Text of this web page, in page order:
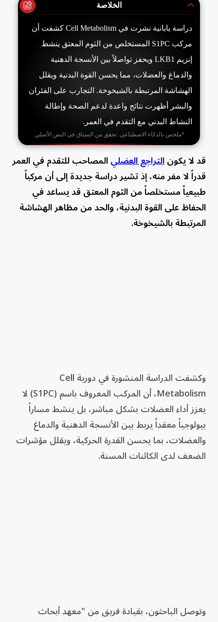
الخلاصة
دراسة يابانية نشرت في Cell Metabolism كشفت أن
مركب S1PC المستخلص من الثوم المعتق ينشط
إنزيم LKB1 ويحفز تواصلاً بين الأنسجة الدهنية
والدماغ والعضلات، مما يحسن القوة البدنية ويقلل
الهشاشة المرتبطة بالشيخوخة. التجارب على الفئران
والبشر أظهرت نتائج واعدة لدعم الصحة وإطالة
النشاط البدني مع التقدم في العمر.
*ملخص بالذكاء الاصطناعي. تحقق من السياق في النص الأصلي.
قد لا يكونالتراجع العضليالمصاحب للتقدم في العمر
قدراً لا مفر منه، إذ تشير دراسة جديدة إلى أن مركباً
طبيعياً مستخلصاً من الثوم المعتق قد يساعد في
الحفاظ على القوة البدنية، والحد من مظاهر الهشاشة
المرتبطة بالشيخوخة.
وكشفت الدراسة المنشورة في دورية Cell
Metabolism، أن المركب المعروف باسم (S1PC) لا
يعزز أداء العضلات بشكل مباشر، بل ينشط مساراً
بيولوجياً معقداً يربط بين الأنسجة الدهنية والدماغ
والعضلات، بما يحسن القدرة الحركية، ويقلل مؤشرات
الضعف لدى الكائنات المسنة.
وتوصل الباحثون، بقيادة فريق من "معهد أبحاث